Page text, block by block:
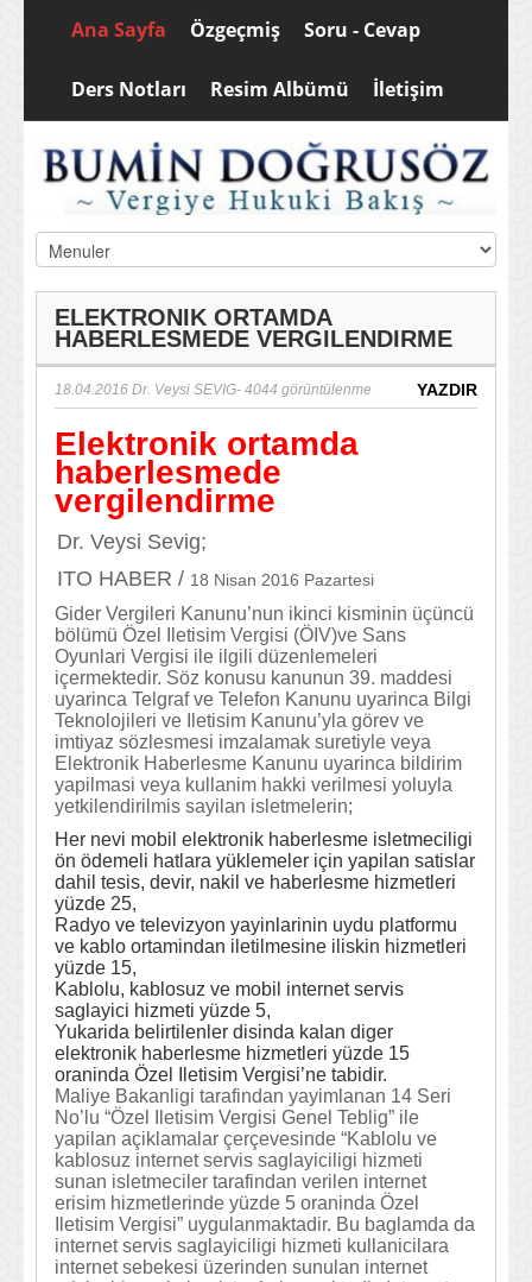
Ana Sayfa Özgeçmiş Soru - Cevap
Ders Notları Resim Albümü İletişim
ELEKTRONIK ORTAMDA
HABERLESMEDE VERGILENDIRME
18.04.2016 Dr. Veysi SEVIG- 4044 görüntülenme YAZDIR
Elektronik ortamda
haberlesmede
vergilendirme
Dr. Veysi Sevig;
ITO HABER / 18 Nisan 2016 Pazartesi
Gider Vergileri Kanunu’nun ikinci kisminin üçüncü
bölümü Özel Iletisim Vergisi (ÖIV)ve Sans
Oyunlari Vergisi ile ilgili düzenlemeleri
içermektedir. Söz konusu kanunun 39. maddesi
uyarinca Telgraf ve Telefon Kanunu uyarinca Bilgi
Teknolojileri ve Iletisim Kanunu’yla görev ve
imtiyaz sözlesmesi imzalamak suretiyle veya
Elektronik Haberlesme Kanunu uyarinca bildirim
yapilmasi veya kullanim hakki verilmesi yoluyla
yetkilendirilmis sayilan isletmelerin;
Her nevi mobil elektronik haberlesme isletmeciligi
ön ödemeli hatlara yüklemeler için yapilan satislar
dahil tesis, devir, nakil ve haberlesme hizmetleri
yüzde 25,
Radyo ve televizyon yayinlarinin uydu platformu
ve kablo ortamindan iletilmesine iliskin hizmetleri
yüzde 15,
Kablolu, kablosuz ve mobil internet servis
saglayici hizmeti yüzde 5,
Yukarida belirtilenler disinda kalan diger
elektronik haberlesme hizmetleri yüzde 15
oraninda Özel Iletisim Vergisi’ne tabidir.
Maliye Bakanligi tarafindan yayimlanan 14 Seri
No’lu “Özel Iletisim Vergisi Genel Teblig” ile
yapilan açiklamalar çerçevesinde “Kablolu ve
kablosuz internet servis saglayiciligi hizmeti
sunan isletmeciler tarafindan verilen internet
erisim hizmetlerinde yüzde 5 oraninda Özel
Iletisim Vergisi” uygulanmaktadir. Bu baglamda da
internet servis saglayiciligi hizmeti kullanicilara
internet sebekesi üzerinden sunulan internet